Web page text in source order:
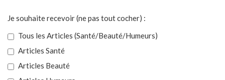
Je souhaite recevoir (ne pas tout cocher) :
Tous les Articles (Santé/Beauté/Humeurs)
Articles Santé
Articles Beauté